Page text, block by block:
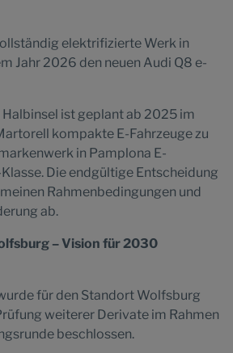
elektrifizierte Werk in
Jahr 2026 den neuen Audi Q8 e-
ist geplant ab 2025 im
kompakte E-Fahrzeuge zu
in Pamplona E-
Die endgültige Entscheidung
Rahmenbedingungen und
ab.
– Vision für 2030
für den Standort Wolfsburg
weiterer Derivate im Rahmen
beschlossen.